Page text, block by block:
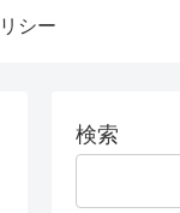
シー
検索